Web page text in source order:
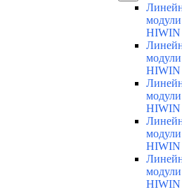
HIWIN
HIWIN
HIWIN
HIWIN
HIWIN